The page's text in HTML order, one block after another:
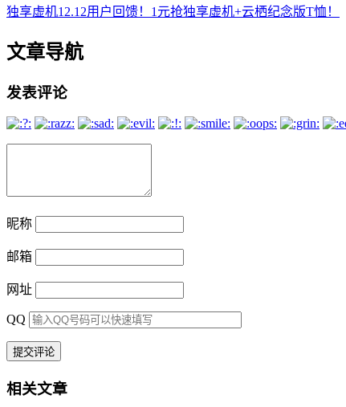
独享虚机12.12用户回馈！1元抢独享虚机+云栖纪念版T恤！
文章导航
发表评论
昵称
邮箱
网址
QQ
相关文章